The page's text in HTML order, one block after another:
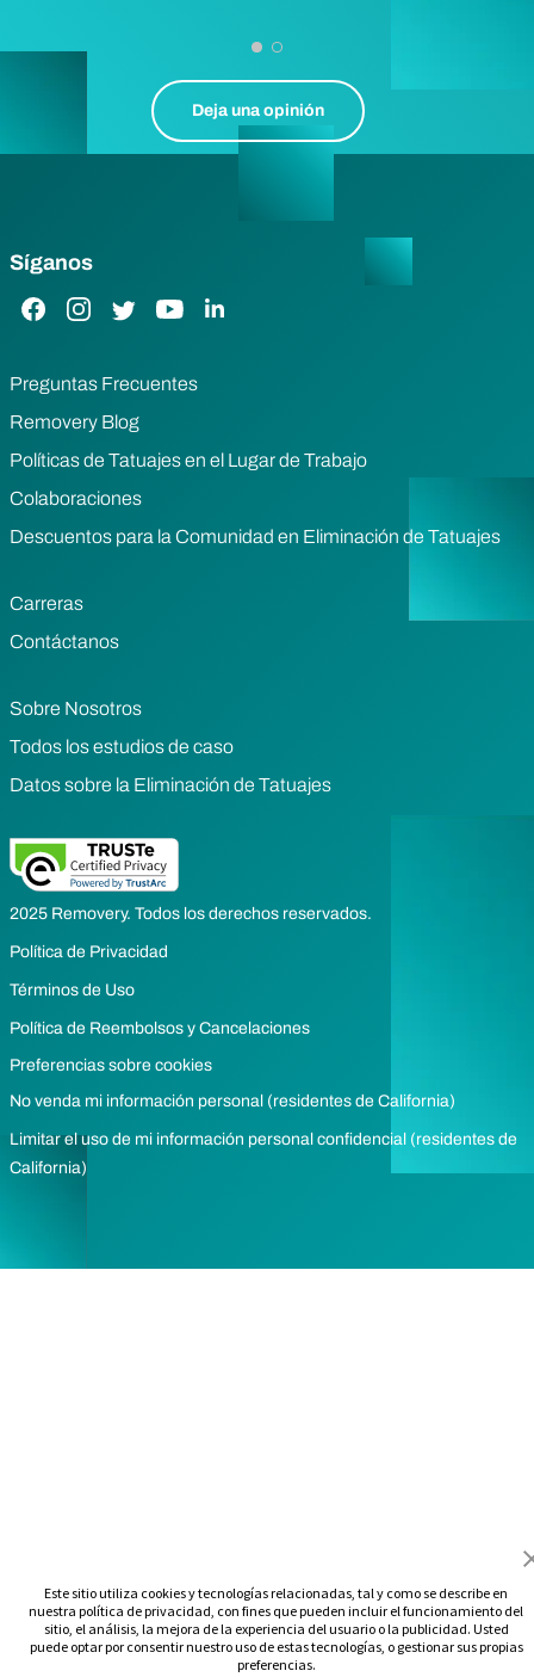
Este sitio utiliza cookies y tecnologías relacionadas, tal y como se describe en
nuestra política de privacidad, con fines que pueden incluir el funcionamiento del
sitio, el análisis, la mejora de la experiencia del usuario o la publicidad. Usted
puede optar por consentir nuestro uso de estas tecnologías, o gestionar sus propias
preferencias.
Deja una opinión
Síganos
Enlace de Facebook
Enlace de Instagram
Enlace de Twitter
Enlace de YouTube
Enlace de LinkedIn
Preguntas Frecuentes
Removery Blog
Políticas de Tatuajes en el Lugar de Trabajo
Colaboraciones
Descuentos para la Comunidad en Eliminación de Tatuajes
Carreras
Contáctanos
Sobre Nosotros
Todos los estudios de caso
Datos sobre la Eliminación de Tatuajes
2025 Removery. Todos los derechos reservados.
Política de Privacidad
Términos de Uso
Política de Reembolsos y Cancelaciones
Preferencias sobre cookies
No venda mi información personal (residentes de California)
Limitar el uso de mi información personal confidencial (residentes de
California)